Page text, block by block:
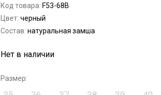
Код товара: F53-68B
Цвет:черный
Состав:натуральная замша
Нет в наличии
Размер: